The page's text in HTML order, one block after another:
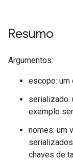
Resumo
Argumentos:
escopo: um
serializado:
exemplo
nomes: um
chaves de